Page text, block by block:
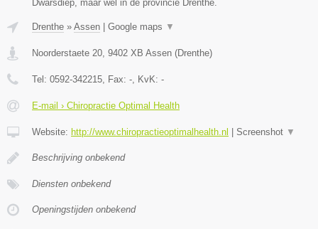
Dwarsdiep, maar wel in de provincie Drenthe.
Drenthe » Assen Google maps ▼
Noorderstaete 20 9402 XB Assen (Drenthe)
Tel: 0592-342215 , Fax: - , KvK: -
E-mail › Chiropractie Optimal Health
Website: http://www.chiropractieoptimalhealth.nl Screenshot ▼
Beschrijving onbekend
Diensten onbekend
Openingstijden onbekend